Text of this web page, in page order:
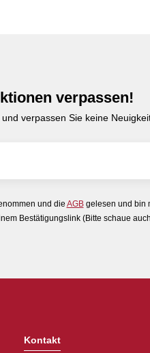
verpassen!
verpassen Sie keine
und die AGBgelesen und bin
Bestätigungslink (Bitte schaue
Kontakt